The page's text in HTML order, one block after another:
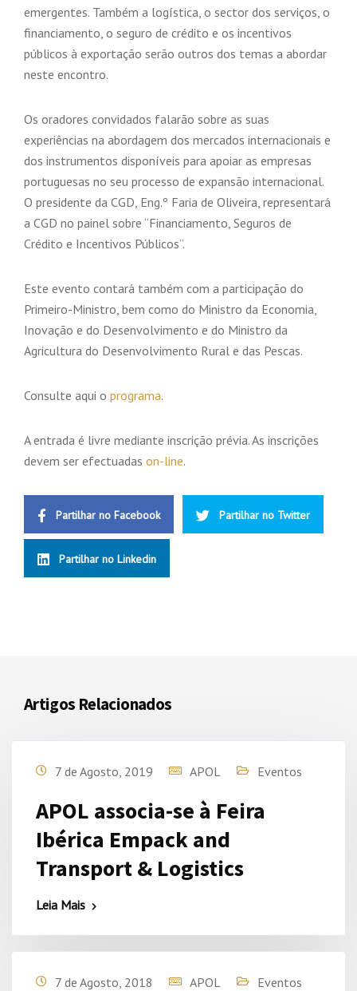
emergentes. Também a logística, o sector dos serviços, o
financiamento, o seguro de crédito e os incentivos
públicos à exportação serão outros dos temas a abordar
neste encontro.
Os oradores convidados falarão sobre as suas
experiências na abordagem dos mercados internacionais e
dos instrumentos disponíveis para apoiar as empresas
portuguesas no seu processo de expansão internacional.
O presidente da CGD, Eng.º Faria de Oliveira, representará
a CGD no painel sobre “Financiamento, Seguros de
Crédito e Incentivos Públicos”.
Este evento contará também com a participação do
Primeiro-Ministro, bem como do Ministro da Economia,
Inovação e do Desenvolvimento e do Ministro da
Agricultura do Desenvolvimento Rural e das Pescas.
Consulte aqui o programa.
A entrada é livre mediante inscrição prévia. As inscrições
devem ser efectuadas on-line.
Partilhar no Facebook Partilhar no Twitter
Partilhar no Linkedin
Artigos Relacionados
7 de Agosto, 2019 APOL Eventos
APOL associa-se à Feira
Ibérica Empack and
Transport & Logistics
Leia Mais
7 de Agosto, 2018 APOL Eventos